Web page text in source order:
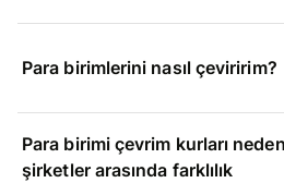
Para birimlerini nasıl çeviririm?
Para birimi çevrim kurları neden
şirketler arasında farklılık